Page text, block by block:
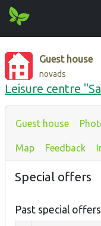
Guest house
novads
Leisure centre
Guest house
Map Feedback
Special offers
Past special offers